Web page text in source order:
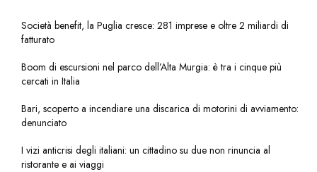
Società benefit, la Puglia cresce: 281 imprese e oltre 2 miliardi di
fatturato
Boom di escursioni nel parco dell’Alta Murgia: è tra i cinque più
cercati in Italia
Bari, scoperto a incendiare una discarica di motorini di avviamento:
denunciato
I vizi anticrisi degli italiani: un cittadino su due non rinuncia al
ristorante e ai viaggi